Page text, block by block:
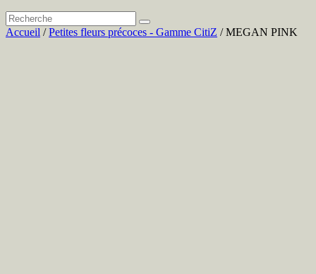
Accueil /Petites fleurs précoces - Gamme CitiZ / MEGAN PINK